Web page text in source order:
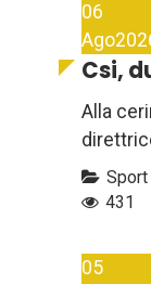
06
Ago
Csi,
Alla
Sport
431
05